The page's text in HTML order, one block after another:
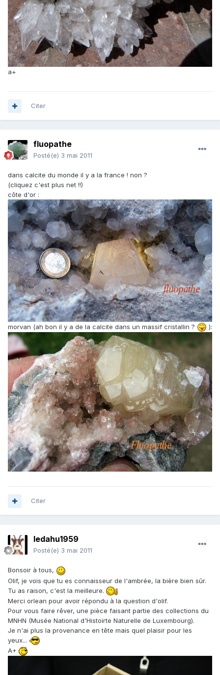
a+
Citer
fluopathe
Posté(e) 3 mai 2011
dans calcite du monde il y a la france ! non ?
(cliquez c'est plus net !!)
côte d'or :
morvan (ah bon il y a de la calcite dans un massif cristallin ? ):
Citer
ledahu1959
Posté(e) 3 mai 2011
Bonsoir à tous,
Olif, je vois que tu es connaisseur de l'ambrée, la bière bien sûr.
Tu as raison, c'est la meilleure.
Merci orlean pour avoir répondu à la question d'olif.
Pour vous faire rêver, une pièce faisant partie des collections du
MNHN (Musée National d'Histoirte Naturelle de Luxembourg).
Je n'ai plus la provenance en tête mais quel plaisir pour les
yeux...
A+